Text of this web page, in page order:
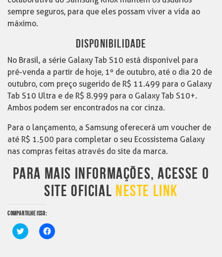
sempre seguros, para que eles possam viver a vida ao
máximo.
DISPONIBILIDADE
No Brasil, a série Galaxy Tab S10 está disponível para
pré-venda a partir de hoje, 1º de outubro, até o dia 20 de
outubro, com preço sugerido de R$ 11.499 para o Galaxy
Tab S10 Ultra e de R$ 8.999 para o Galaxy Tab S10+.
Ambos podem ser encontrados na cor cinza.
Para o lançamento, a Samsung oferecerá um voucher de
até R$ 1.500 para completar o seu Ecossistema Galaxy
nas compras feitas através do site da marca.
PARA MAIS INFORMAÇÕES, ACESSE O
SITE OFICIAL NESTE LINK
COMPARTILHE ISSO:
Clique
para
Clique
para